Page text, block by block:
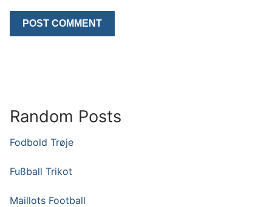
Random Posts
Fodbold Trøje
Fußball Trikot
Maillots Football